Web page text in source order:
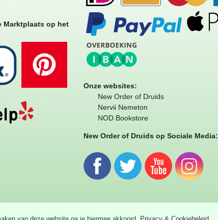
Marktplaats op het
Onze websites:
New Order of Druids
Nervii Nemeton
NOD Bookstore
New Order of Druids op Sociale Media: